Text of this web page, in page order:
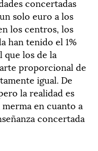
concertadas
solo euro a los
los centros, los
han tenido el 1%
los de la
proporcional de
igual. De
la realidad es
en cuanto a
concertada